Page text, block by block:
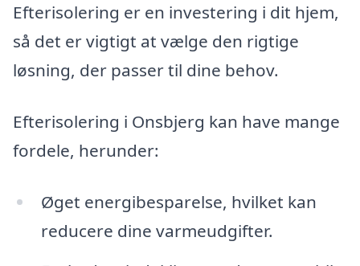
Efterisolering er en investering i dit hjem,
så det er vigtigt at vælge den rigtige
løsning, der passer til dine behov.
Efterisolering i Onsbjerg kan have mange
fordele, herunder:
Øget energibesparelse, hvilket kan
reducere dine varmeudgifter.